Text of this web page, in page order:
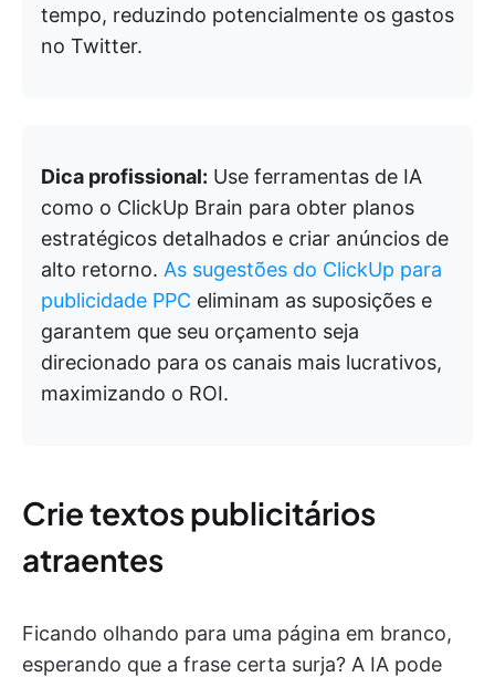
tempo, reduzindo potencialmente os gastos
no Twitter.
Dica profissional: Use ferramentas de IA
como o ClickUp Brain para obter planos
estratégicos detalhados e criar anúncios de
alto retorno. As sugestões do ClickUp para
publicidade PPC eliminam as suposições e
garantem que seu orçamento seja
direcionado para os canais mais lucrativos,
maximizando o ROI.
Crie textos publicitários
atraentes
Ficando olhando para uma página em branco,
esperando que a frase certa surja? A IA pode